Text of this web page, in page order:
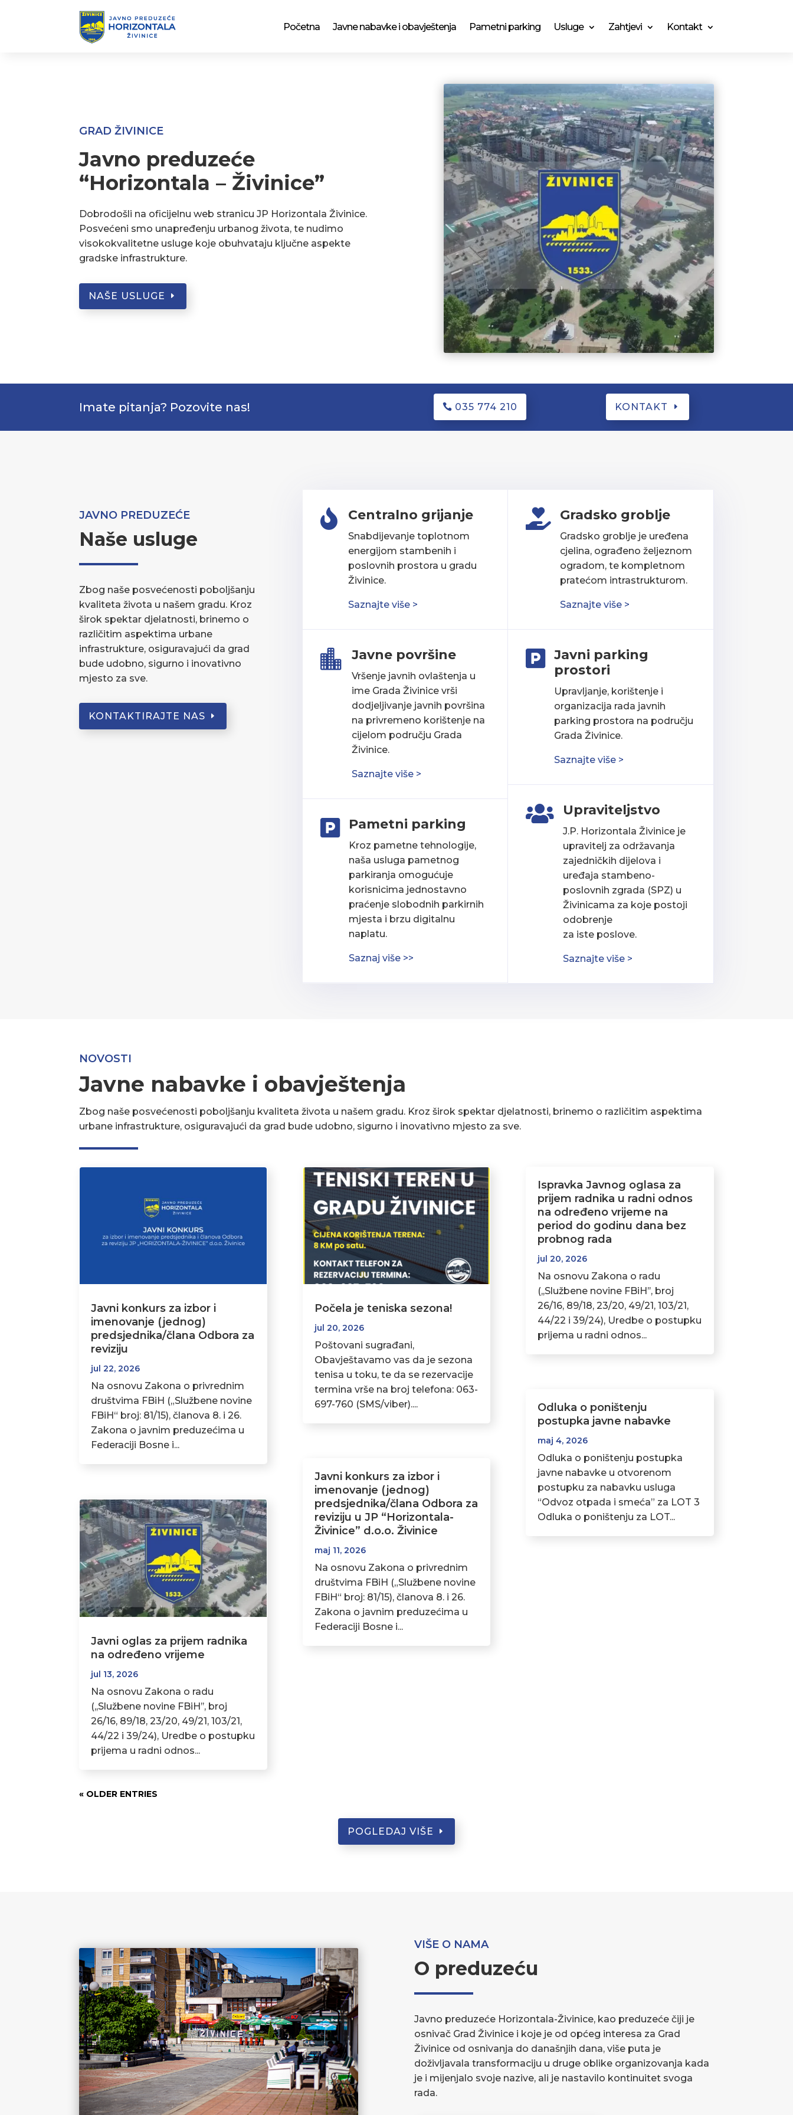
Početna Javne nabavke i obavještenja Pametni parking Usluge Zahtjevi Kontakt
GRAD ŽIVINICE
Javno preduzeće
“Horizontala – Živinice”
Dobrodošli na oficijelnu web stranicu JP Horizontala Živinice.
Posvećeni smo unapređenju urbanog života, te nudimo
visokokvalitetne usluge koje obuhvataju ključne aspekte
gradske infrastrukture.
NAŠE USLUGE
Imate pitanja? Pozovite nas! 035 774 210 KONTAKT
JAVNO PREDUZEĆE
Naše usluge
Zbog naše posvećenosti poboljšanju
kvaliteta života u našem gradu. Kroz
širok spektar djelatnosti, brinemo o
različitim aspektima urbane
infrastrukture, osiguravajući da grad
bude udobno, sigurno i inovativno
mjesto za sve.
KONTAKTIRAJTE NAS
 Centralno grijanje
Snabdijevanje toplotnom
energijom stambenih i
poslovnih prostora u gradu
Živinice.
Saznajte više >
 Javne površine
Vršenje javnih ovlaštenja u
ime Grada Živinice vrši
dodjeljivanje javnih površina
na privremeno korištenje na
cijelom području Grada
Živinice.
Saznajte više >
 Pametni parking
Kroz pametne tehnologije,
naša usluga pametnog
parkiranja omogućuje
korisnicima jednostavno
praćenje slobodnih parkirnih
mjesta i brzu digitalnu
naplatu.
Saznaj više >>
 Gradsko groblje
Gradsko groblje je uređena
cjelina, ograđeno željeznom
ogradom, te kompletnom
pratećom intrastrukturom.
Saznajte više >

Javni parking
prostori
Upravljanje, korištenje i
organizacija rada javnih
parking prostora na području
Grada Živinice.
Saznajte više >
 Upraviteljstvo
J.P. Horizontala Živinice je
upravitelj za održavanja
zajedničkih dijelova i
uređaja stambeno-
poslovnih zgrada (SPZ) u
Živinicama za koje postoji
odobrenje
za iste poslove.
Saznajte više >
NOVOSTI
Javne nabavke i obavještenja
Zbog naše posvećenosti poboljšanju kvaliteta života u našem gradu. Kroz širok spektar djelatnosti, brinemo o različitim aspektima
urbane infrastrukture, osiguravajući da grad bude udobno, sigurno i inovativno mjesto za sve.
Javni konkurs za izbor i
imenovanje (jednog)
predsjednika/člana Odbora za
reviziju
jul 22, 2026
Na osnovu Zakona o privrednim
društvima FBiH („Službene novine
FBiH“ broj: 81/15), članova 8. i 26.
Zakona o javnim preduzećima u
Federaciji Bosne i...
Javni oglas za prijem radnika
na određeno vrijeme
jul 13, 2026
Na osnovu Zakona o radu
(,,Službene novine FBiH’’, broj
26/16, 89/18, 23/20, 49/21, 103/21,
44/22 i 39/24), Uredbe o postupku
prijema u radni odnos...
Počela je teniska sezona!
jul 20, 2026
Poštovani sugrađani,
Obavještavamo vas da je sezona
tenisa u toku, te da se rezervacije
termina vrše na broj telefona: 063-
697-760 (SMS/viber)....
Javni konkurs za izbor i
imenovanje (jednog)
predsjednika/člana Odbora za
reviziju u JP “Horizontala-
Živinice” d.o.o. Živinice
maj 11, 2026
Na osnovu Zakona o privrednim
društvima FBiH („Službene novine
FBiH“ broj: 81/15), članova 8. i 26.
Zakona o javnim preduzećima u
Federaciji Bosne i...
Ispravka Javnog oglasa za
prijem radnika u radni odnos
na određeno vrijeme na
period do godinu dana bez
probnog rada
jul 20, 2026
Na osnovu Zakona o radu
(,,Službene novine FBiH’’, broj
26/16, 89/18, 23/20, 49/21, 103/21,
44/22 i 39/24), Uredbe o postupku
prijema u radni odnos...
Odluka o poništenju
postupka javne nabavke
maj 4, 2026
Odluka o poništenju postupka
javne nabavke u otvorenom
postupku za nabavku usluga
“Odvoz otpada i smeća” za LOT 3
Odluka o poništenju za LOT...
« OLDER ENTRIES
POGLEDAJ VIŠE
VIŠE O NAMA
O preduzeću
Javno preduzeće Horizontala-Živinice, kao preduzeće čiji je
osnivač Grad Živinice i koje je od općeg interesa za Grad
Živinice od osnivanja do današnjih dana, više puta je
doživljavala transformaciju u druge oblike organizovanja kada
je i mijenjalo svoje nazive, ali je nastavilo kontinuitet svoga
rada.